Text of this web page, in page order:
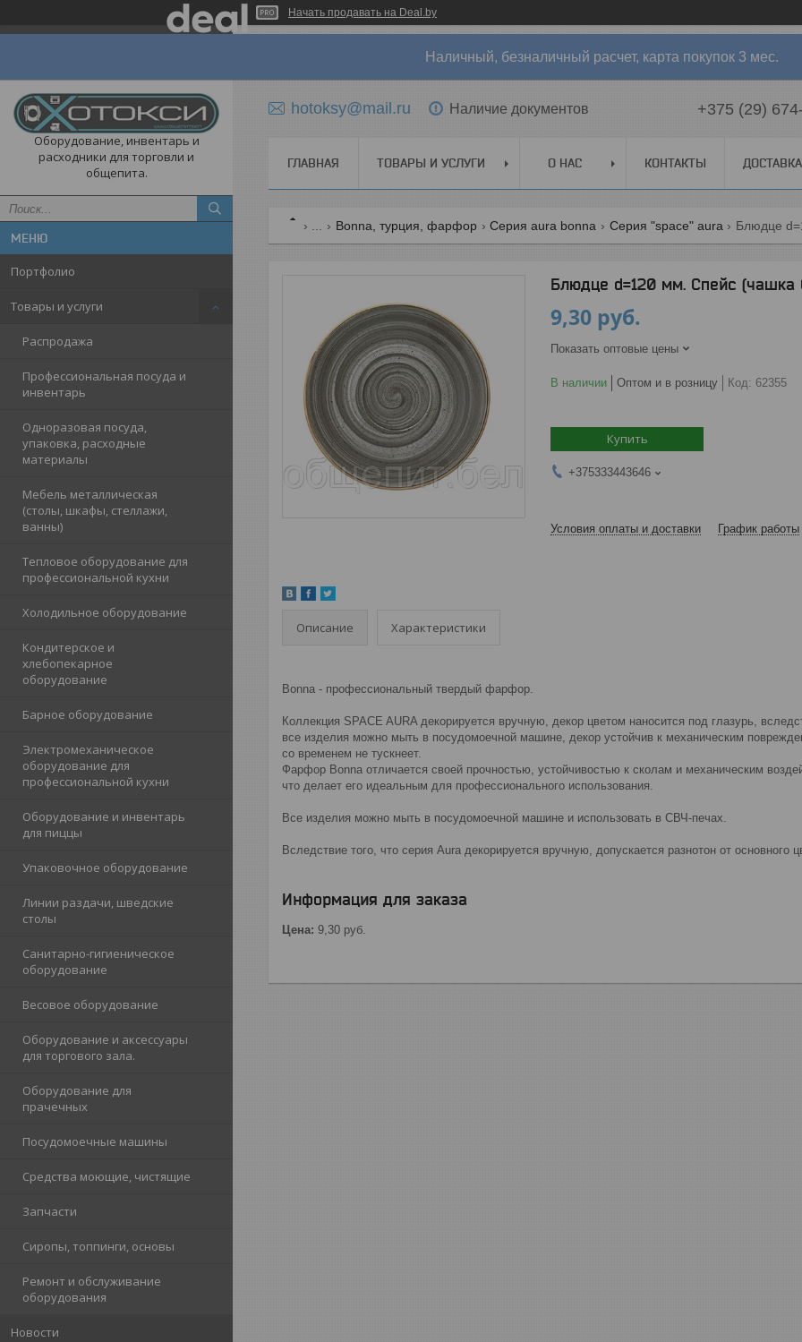
Начать продавать на Deal.by
Наличный, безналичный расчет, карта покупок 3 мес.
Оборудование, инвентарь и
расходники для торговли и
общепита.
Портфолио
Товары и услуги
Распродажа
Профессиональная посуда и
инвентарь
Одноразовая посуда,
упаковка, расходные
материалы
Мебель металлическая
(столы, шкафы, стеллажи,
ванны)
Тепловое оборудование для
профессиональной кухни
Холодильное оборудование
Кондитерское и
хлебопекарное
оборудование
Барное оборудование
Электромеханическое
оборудование для
профессиональной кухни
Оборудование и инвентарь
для пиццы
Упаковочное оборудование
Линии раздачи, шведские
столы
Санитарно-гигиеническое
оборудование
Весовое оборудование
Оборудование и аксессуары
для торгового зала.
Оборудование для
прачечных
Посудомоечные машины
Средства моющие, чистящие
Запчасти
Сиропы, топпинги, основы
Ремонт и обслуживание
оборудования
Новости
hotoksy@mail.ru Наличие документов +375 (29)
ГЛАВНАЯ ТОВАРЫ И УСЛУГИ О НАС КОНТАКТЫ
Bonna, турция, фарфор Серия aura bonna Серия "space" aura
Блюдце d=120 мм. Спейс
9,30 руб.
Показать оптовые цены
В наличии Оптом и в розницу Код: 62355
Купить
+375333443646
Условия оплаты и доставки График работы
Описание Характеристики
Bonna - профессиональный твердый фарфор.
Коллекция SPACE AURA декорируется вручную, декор цветом наносится под глазурь,
все изделия можно мыть в посудомоечной машине, декор устойчив к механическим
со временем не тускнеет.
Фарфор Bonna отличается своей прочностью, устойчивостью к сколам и механическим
что делает его идеальным для профессионального использования.
Все изделия можно мыть в посудомоечной машине и использовать в СВЧ-печах.
Вследствие того, что серия Aura декорируется вручную, допускается разнотон от основного
Информация для заказа
Цена: 9,30 руб.